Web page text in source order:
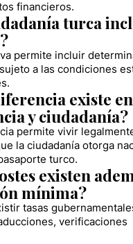
financieros.
turca
permite incluir
a las condiciones
existe
y ciudadanía?
permite vivir
la ciudadanía otorga
turco.
existen
mínima?
tasas
verificaciones